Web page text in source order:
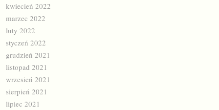
kwiecień 2022
marzec 2022
luty 2022
styczeń 2022
grudzień 2021
listopad 2021
wrzesień 2021
sierpień 2021
lipiec 2021